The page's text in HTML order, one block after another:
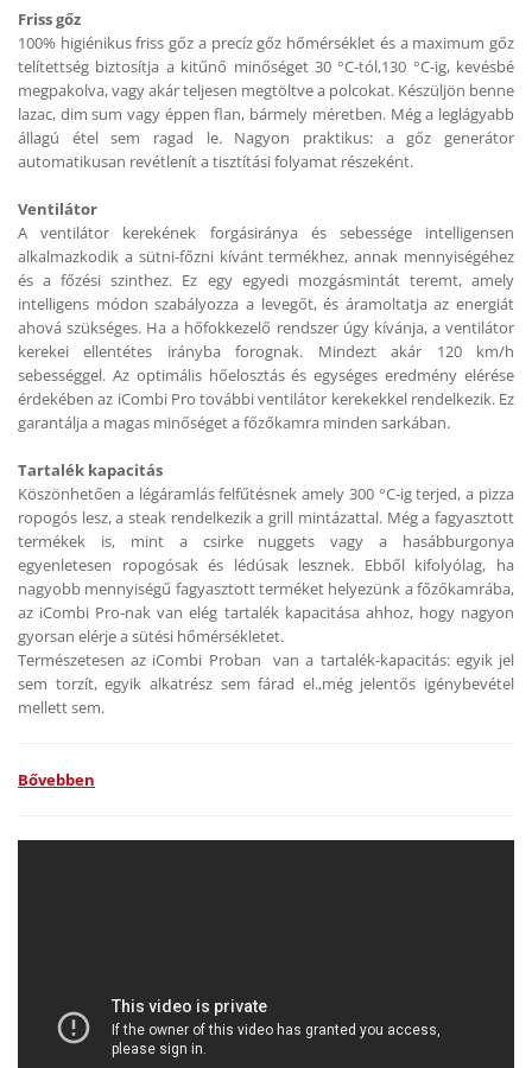
Friss gőz
100% higiénikus friss gőz a precíz gőz hőmérséklet és a maximum gőz
telítettség biztosítja a kitűnő minőséget 30 °C-tól,130 °C-ig, kevésbé
megpakolva, vagy akár teljesen megtöltve a polcokat. Készüljön benne
lazac, dim sum vagy éppen flan, bármely méretben. Még a leglágyabb
állagú étel sem ragad le. Nagyon praktikus: a gőz generátor
automatikusan revétlenít a tisztítási folyamat részeként.
Ventilátor
A ventilátor kerekének forgásiránya és sebessége intelligensen
alkalmazkodik a sütni-főzni kívánt termékhez, annak mennyiségéhez
és a főzési szinthez. Ez egy egyedi mozgásmintát teremt, amely
intelligens módon szabályozza a levegőt, és áramoltatja az energiát
ahová szükséges. Ha a hőfokkezelő rendszer úgy kívánja, a ventilátor
kerekei ellentétes irányba forognak. Mindezt akár 120 km/h
sebességgel. Az optimális hőelosztás és egységes eredmény elérése
érdekében az iCombi Pro további ventilátor kerekekkel rendelkezik. Ez
garantálja a magas minőséget a főzőkamra minden sarkában.
Tartalék kapacitás
Köszönhetően a légáramlás felfűtésnek amely 300 °C-ig terjed, a pizza
ropogós lesz, a steak rendelkezik a grill mintázattal. Még a fagyasztott
termékek is, mint a csirke nuggets vagy a hasábburgonya
egyenletesen ropogósak és lédúsak lesznek. Ebből kifolyólag, ha
nagyobb mennyiségű fagyasztott terméket helyezünk a főzőkamrába,
az iCombi Pro-nak van elég tartalék kapacitása ahhoz, hogy nagyon
gyorsan elérje a sütési hőmérsékletet.
Természetesen az iCombi Proban van a tartalék-kapacitás: egyik jel
sem torzít, egyik alkatrész sem fárad el.,még jelentős igénybevétel
mellett sem.
Bővebben